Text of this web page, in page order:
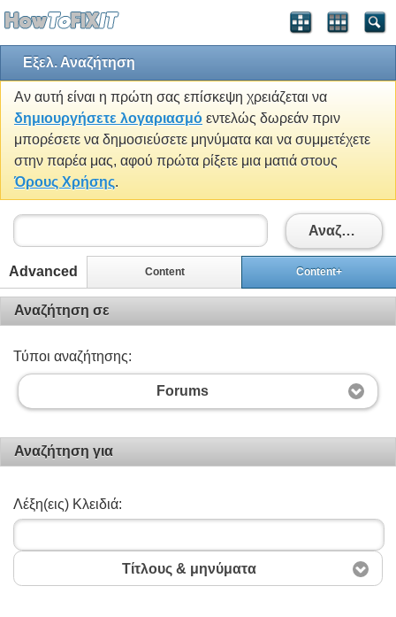
Εξελ. Αναζήτηση
Αν αυτή είναι η πρώτη σας επίσκεψη χρειάζεται να
δημιουργήσετε λογαριασμό εντελώς δωρεάν πριν
μπορέσετε να δημοσιεύσετε μηνύματα και να συμμετέχετε
στην παρέα μας, αφού πρώτα ρίξετε μια ματιά στους
Όρους Χρήσης.
Αναζήτηση
Advanced Content Content+
Αναζήτηση σε
Τύποι αναζήτησης:
Forums
Αναζήτηση για
Λέξη(εις) Κλειδιά:
Τίτλους & μηνύματα